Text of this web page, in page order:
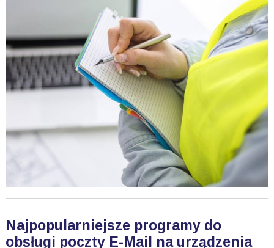
Najpopularniejsze programy do
obsługi poczty E-Mail na urządzenia